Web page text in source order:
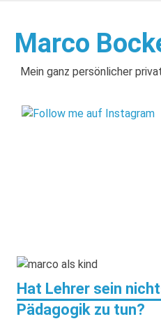
springen
Marco
Mein ganz persönlicher
Hat Lehrer sein
Pädagogik zu tun?